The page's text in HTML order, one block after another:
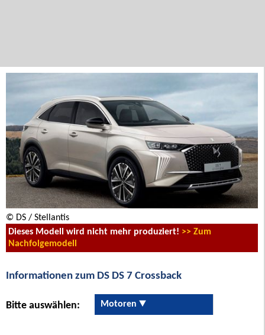
© DS / Stellantis
Dieses Modell wird nicht mehr produziert! >> Zum
Nachfolgemodell
Informationen zum DS DS 7 Crossback
Bitte auswählen: Motoren